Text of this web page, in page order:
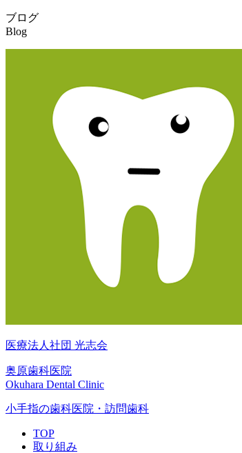
ブログ
Blog
医療法人社団 光志会
奥原歯科医院
Okuhara Dental Clinic
小手指の歯科医院・訪問歯科
TOP
取り組み